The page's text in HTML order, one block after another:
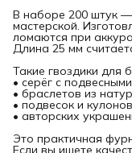
В наборе 200 штук —
мастерской.
ломаются при
Длина 25 мм
Такие гвоздики для
• серёг с
• браслетов из
• подвесок и кулонов
• авторских
Это практичная
Если вы ищете